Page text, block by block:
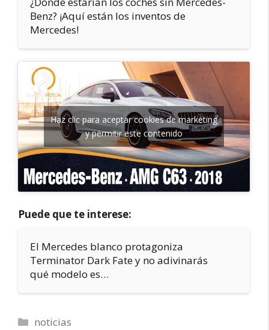
Benz? ¡Aquí están los inventos de
Mercedes!
Haz clic para aceptar cookies de marketing
y permitir este contenido
Puede que te interese:
El Mercedes blanco protagoniza
Terminator Dark Fate y no adivinarás
qué modelo es…
Categorías
noticias